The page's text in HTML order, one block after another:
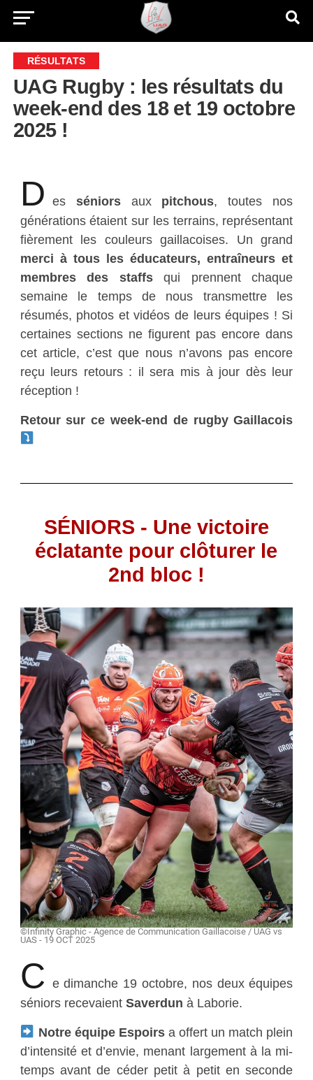
RÉSULTATS
UAG Rugby : les résultats du
week-end des 18 et 19 octobre
2025 !
D es séniorsaux pitchous, toutes nos
générations étaient sur les terrains, représentant
fièrement les couleurs gaillacoises. Un grand
merci à tous les éducateurs, entraîneurs et
membres des staffsqui prennent chaque
semaine le temps de nous transmettre les
résumés, photos et vidéos de leurs équipes ! Si
certaines sections ne figurent pas encore dans
cet article, c’est que nous n’avons pas encore
reçu leurs retours : il sera mis à jour dès leur
réception !
Retour sur ce week-end de rugby Gaillacois
SÉNIORS - Une victoire
éclatante pour clôturer le
2nd bloc !
©Infinity Graphic - Agence de Communication Gaillacoise / UAG vs
UAS - 19 OCT 2025
C e dimanche 19 octobre, nos deux équipes
séniors recevaient Saverdun à Laborie.
Notre équipe Espoirsa offert un match plein
d’intensité et d’envie, menant largement à la mi-
temps avant de céder petit à petit en seconde